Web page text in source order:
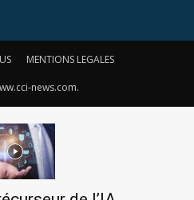
MENTIONS LEGALES
news.com.